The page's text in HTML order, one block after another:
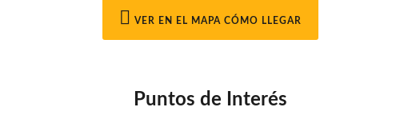
VER EN EL MAPA CÓMO LLEGAR
Puntos de Interés